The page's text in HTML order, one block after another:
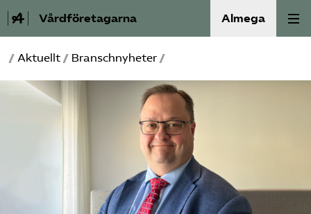
Vårdföretagarna Almega
Välfärdskriminalitet
Valmanifest
/ Aktuellt / Branschnyheter /